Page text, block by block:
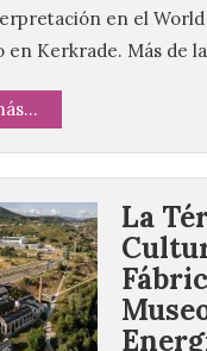
en el
en Kerkrade. Más de
La